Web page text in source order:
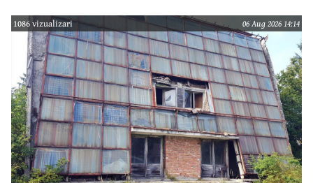
estival.
1086 vizualizari 06 Aug 2026 14:14